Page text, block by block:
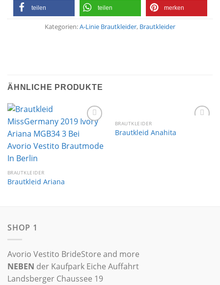
teilen teilen merken
Kategorien:A-Linie Brautkleider, Brautkleider
ÄHNLICHE PRODUKTE
Wunschliste
BRAUTKLEIDER
Brautkleid Ariana
Wunschliste
BRAUTKLEIDER
Brautkleid Anahita
SHOP 1
Avorio Vestito BrideStore and more
NEBEN der Kaufpark Eiche Auffahrt
Landsberger Chaussee 19